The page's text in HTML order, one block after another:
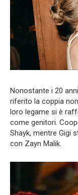
Nonostante i 20
riferito la coppia
loro legame si è
come genitori.
Shayk, mentre Gigi
con Zayn Malik.